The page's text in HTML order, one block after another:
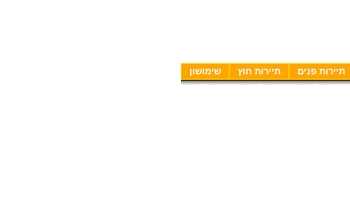
תיירות פנים תיירות חוץ שימושון